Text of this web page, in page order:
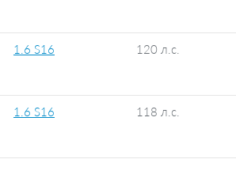
1.6 S16 120 л.с.
1.6 S16 118 л.с.